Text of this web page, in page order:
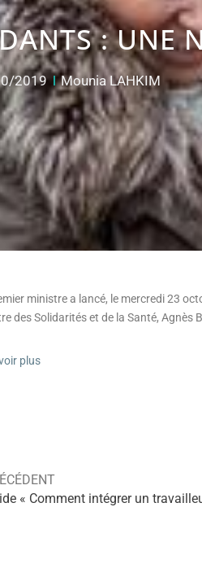
: UNE
2019 Mounia LAHKIM
ministre a lancé, le mercredi 23
des Solidarités et de la Santé, Agnès
plus